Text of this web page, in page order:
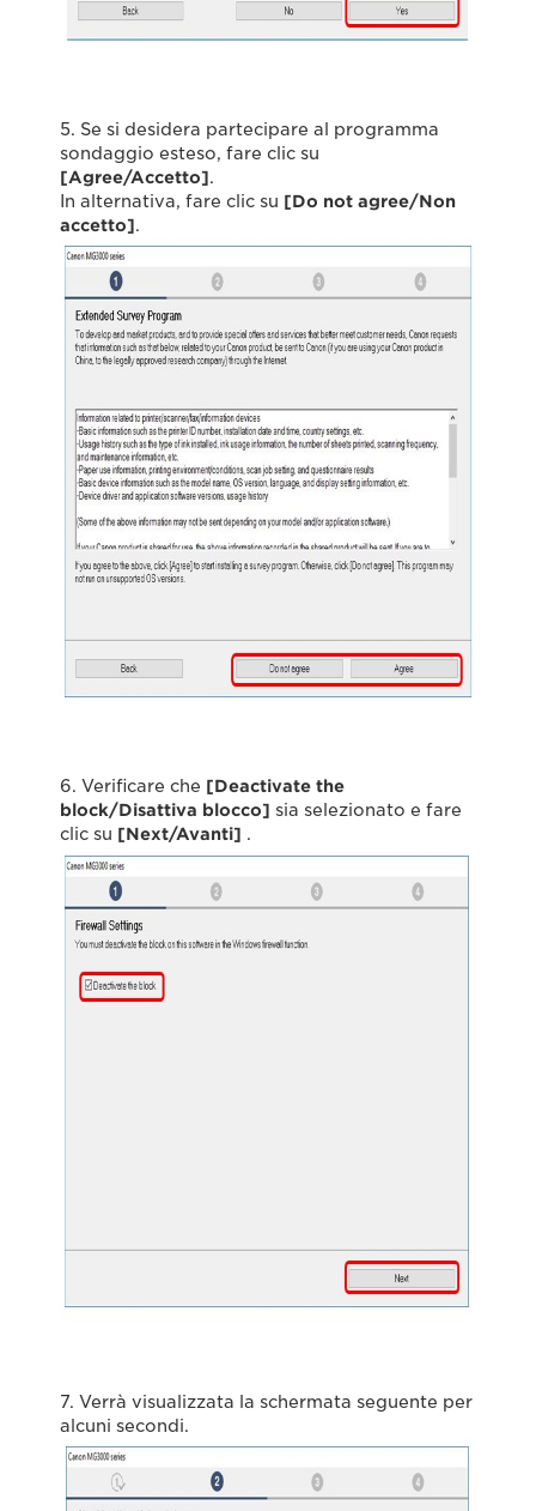
5. Se si desidera partecipare al programma
sondaggio esteso, fare clic su
[Agree/Accetto].
In alternativa, fare clic su [Do not agree/Non
accetto].
6. Verificare che [Deactivate the
block/Disattiva blocco] sia selezionato e fare
clic su [Next/Avanti] .
7. Verrà visualizzata la schermata seguente per
alcuni secondi.